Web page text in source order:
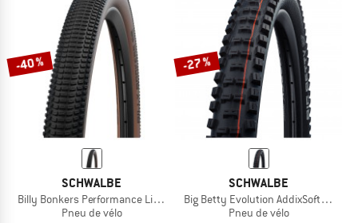
-40 %
SCHWALBE
Billy Bonkers Performance Line 20'' (50-406)
Pneu de vélo
-27 %
SCHWALBE
Big Betty Evolution AddixSoft
Pneu de vélo